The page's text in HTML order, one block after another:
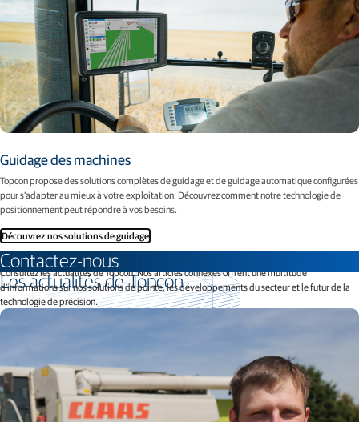
Guidage des machines
Topcon propose des solutions complètes de guidage et de guidage automatique configurées
pour s'adapter au mieux à votre exploitation. Découvrez comment notre technologie de
positionnement peut répondre à vos besoins.
Découvrez nos solutions de guidage
Contactez-nous
Les actualités de Topcon
Consultez les actualités de Topcon. Nos articles connexes offrent une multitude
d'informations sur nos solutions de pointe, les développements du secteur et le futur de la
technologie de précision.